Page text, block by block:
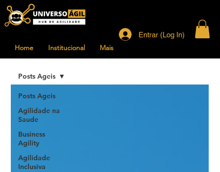
Home Institucional Mais
Entrar (Log In)
Posts Ageis
Agilidade na
Saude
Business
Agility
Agilidade
Inclusiva
Posts Ageis